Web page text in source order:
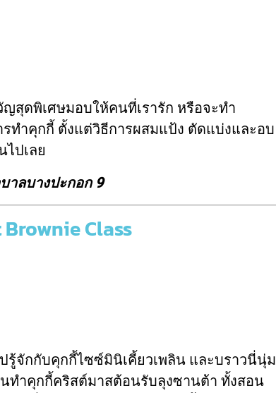
สุดพิเศษมอบให้คนที่เรารัก หรือจะทำ
ทำคุกกี้ ตั้งแต่วิธีการผสมแป้ง ตัดแบ่งและอบ
ปเลย
าลบางปะกอก 9
Class
จักกับคุกกี้ไซซ์มินิเคี้ยวเพลิน และบราวนี่นุ่ม
ทำคุกกี้คริสต์มาสต้อนรับลุงซานต้า ทั้งสอน